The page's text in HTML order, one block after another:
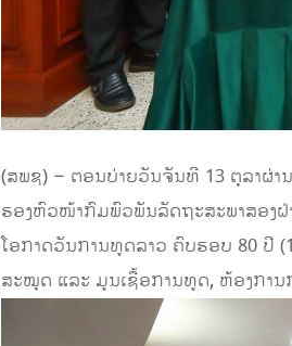
(ສພຊ) – ຕອນບ່າຍວັນຈັນທີ 13 ຕຸລາຜ່າ
ຮອງຫົວໜ້າກົມພົວພັນລັດຖະສະພາສອງຝ່
ໂອກາດວັນການທູດລາວ ຄົບຮອບ 80 ປີ
ສະໝຸດ ແລະ ມູນເຊື້ອການທູດ, ຫ້ອງການ